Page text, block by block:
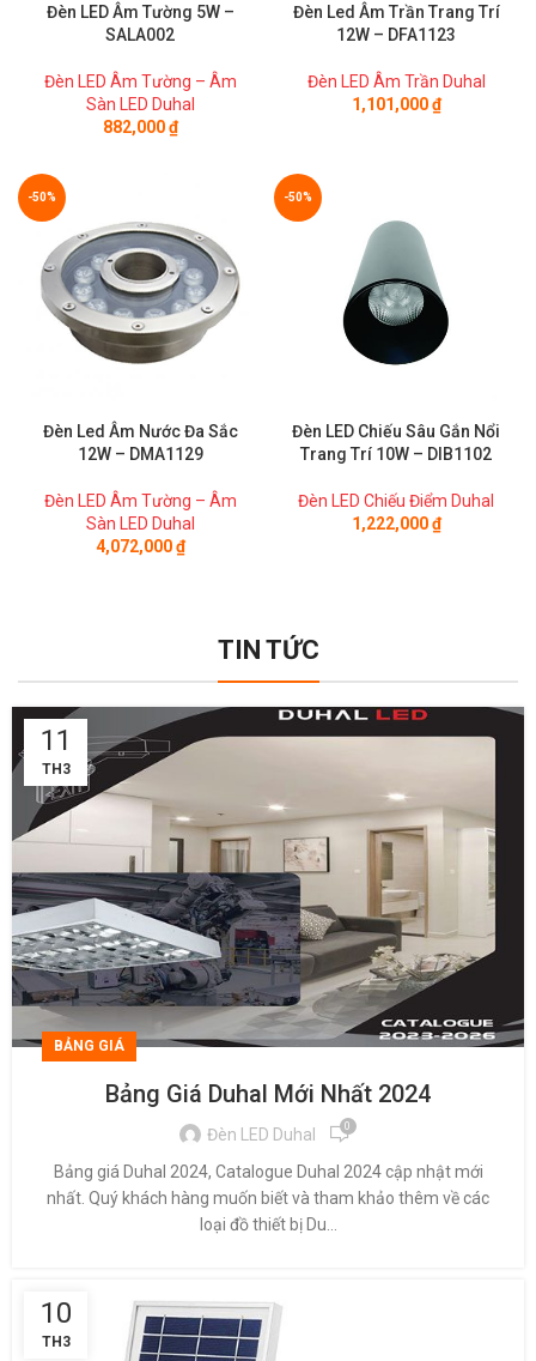
Đèn LED Âm Tường 5W –
SALA002
Đèn LED Âm Tường – Âm
Sàn LED Duhal
882,000₫
Đèn Led Âm Trần Trang Trí
12W – DFA1123
Đèn LED Âm Trần Duhal
1,101,000₫
-50%
Đèn Led Âm Nước Đa Sắc
12W – DMA1129
Đèn LED Âm Tường – Âm
Sàn LED Duhal
4,072,000₫
-50%
Đèn LED Chiếu Sâu Gắn Nổi
Trang Trí 10W – DIB1102
Đèn LED Chiếu Điểm Duhal
1,222,000₫
TIN TỨC
11
TH3
BẢNG GIÁ
Bảng Giá Duhal Mới Nhất 2024
Đèn LED Duhal 0
Bảng giá Duhal 2024, Catalogue Duhal 2024 cập nhật mới
nhất. Quý khách hàng muốn biết và tham khảo thêm về các
loại đồ thiết bị Du...
10
TH3